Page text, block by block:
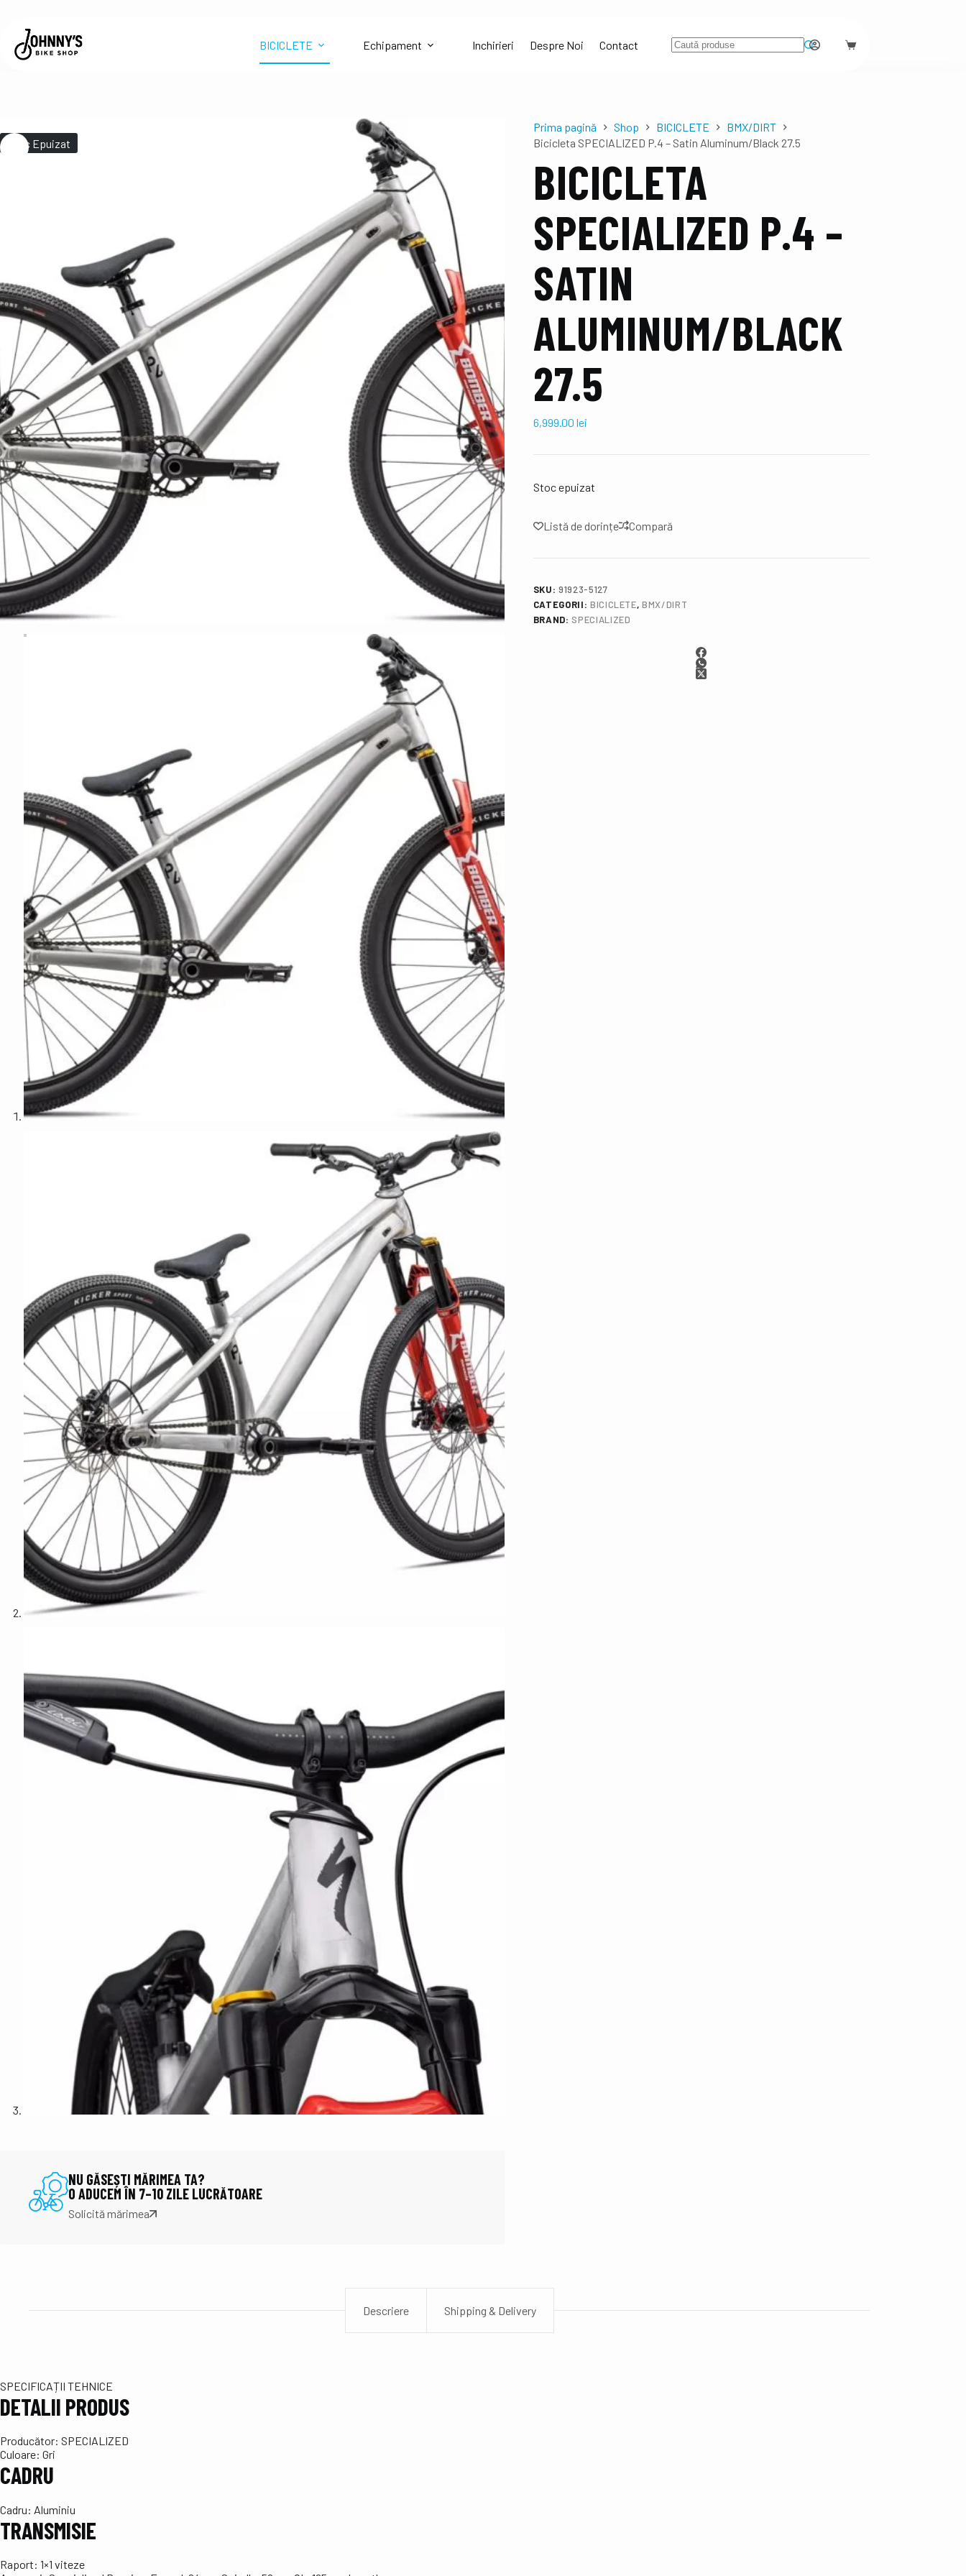
BICICLETE Echipament Inchirieri Despre Noi Contact
Stoc Epuizat
NU GĂSEȘTI MĂRIMEA TA?
O ADUCEM ÎN 7–10 ZILE LUCRĂTOARE
Solicită mărimea
Prima pagină Shop BICICLETE
BMX/DIRT
Bicicleta SPECIALIZED P.4 – Satin Aluminum/Black 27.5
BICICLETA
SPECIALIZED P.4 –
SATIN
ALUMINUM/BLACK
27.5
6,999.00 lei
Stoc epuizat
Listă de dorințe Compară
SKU:91923-5127
CATEGORII: BICICLETE,BMX/DIRT
BRAND: SPECIALIZED
Descriere Shipping & Delivery
SPECIFICAȚII TEHNICE
DETALII PRODUS
Producător: SPECIALIZED
Culoare: Gri
CADRU
Cadru: Aluminiu
TRANSMISIE
Raport: 1×1 viteze